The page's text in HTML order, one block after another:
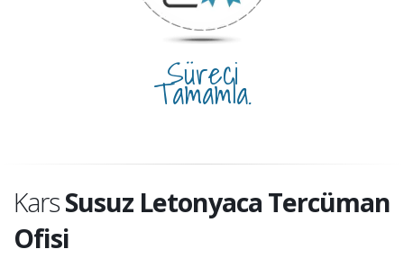
Süreci
Tamamla.
KarsSusuz Letonyaca Tercüman
Ofisi